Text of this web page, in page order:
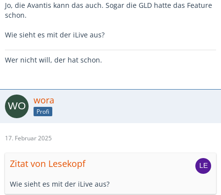
Jo, die Avantis kann das auch. Sogar die GLD hatte das Feature
schon.
Wie sieht es mit der iLive aus?
Wer nicht will, der hat schon.
wora
Profi
17. Februar 2025
Zitat von Lesekopf
Wie sieht es mit der iLive aus?